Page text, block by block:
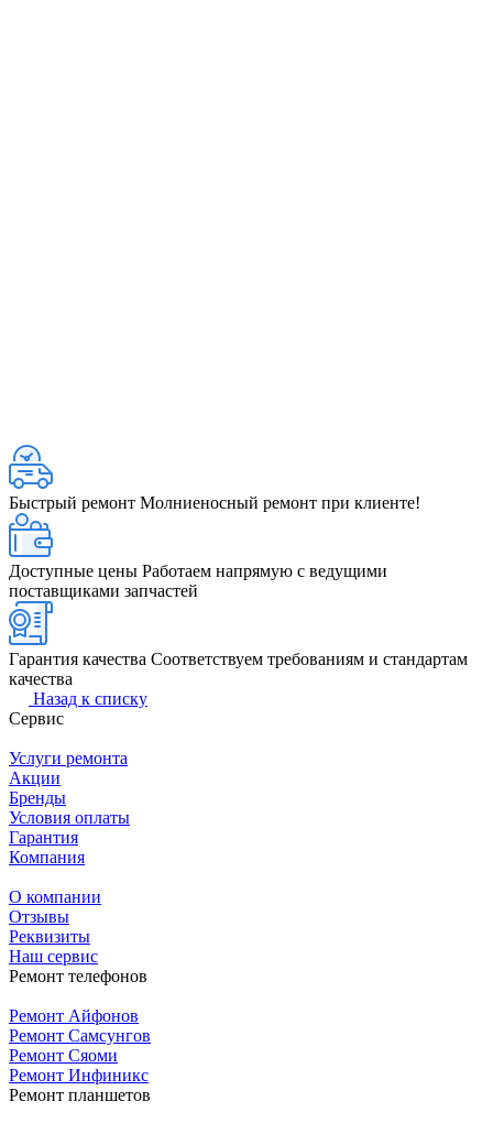
Быстрый ремонт Молниеносный ремонт при клиенте!
Доступные цены Работаем напрямую с ведущими
поставщиками запчастей
Гарантия качества Соответствуем требованиям и стандартам
качества
Назад к списку
Сервис
Услуги ремонта
Акции
Бренды
Условия оплаты
Гарантия
Компания
О компании
Отзывы
Реквизиты
Наш сервис
Ремонт телефонов
Ремонт Айфонов
Ремонт Самсунгов
Ремонт Сяоми
Ремонт Инфиникс
Ремонт планшетов